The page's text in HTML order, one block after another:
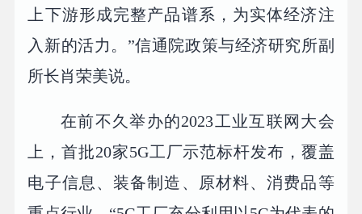
上下游形成完整产品谱系，为实体经济注
入新的活力。”信通院政策与经济研究所副
所长肖荣美说。
在前不久举办的2023工业互联网大会
上，首批20家5G工厂示范标杆发布，覆盖
电子信息、装备制造、原材料、消费品等